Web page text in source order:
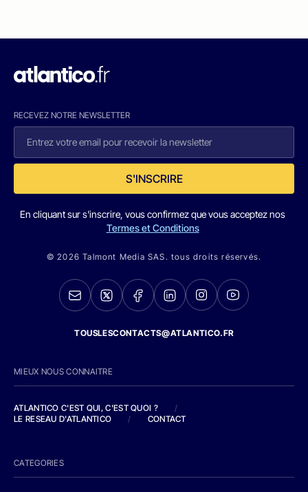
RECEVEZ NOTRE NEWSLETTER
S'INSCRIRE
En cliquant sur s'inscrire, vous confirmez que vous acceptez nos
Termes et Conditions
© 2026 Talmont Media SAS. tous droits réservés.
TOUSLESCONTACTS@ATLANTICO.FR
MIEUX NOUS CONNAITRE
ATLANTICO C'EST QUI, C'EST QUOI ?
/
LE RESEAU D'ATLANTICO
/ CONTACT
CATEGORIES